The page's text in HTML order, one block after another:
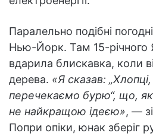
Паралельно подібні
Нью-Йорк. Там 15-річного
вдарила блискавка, коли
дерева. «Я сказав:
перечекаємо бурю“, що, як
не найкращою ідеєю», —
Попри опіки, юнак зберіг